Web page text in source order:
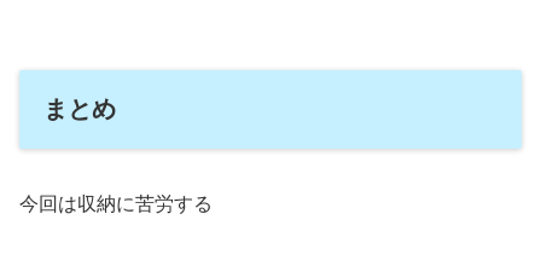
まとめ
今回は収納に苦労する